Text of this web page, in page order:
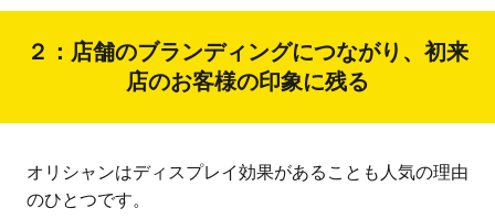
２：店舗のブランディングにつながり、初来
店のお客様の印象に残る
オリシャンはディスプレイ効果があることも人気の理由
のひとつです。